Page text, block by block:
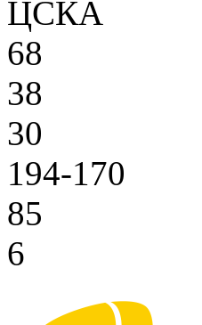
ЦСКА
68
38
30
194-170
85
6